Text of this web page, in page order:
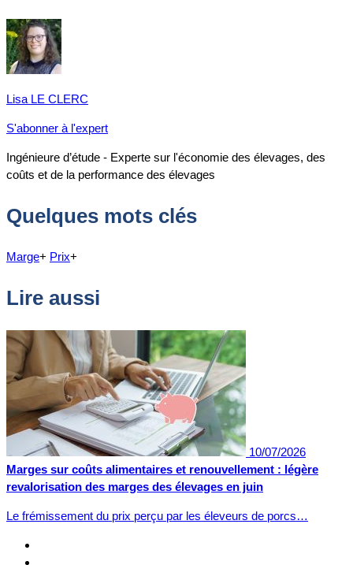
Lisa LE CLERC
S'abonner à l'expert
Ingénieure d’étude - Experte sur l'économie des élevages, des
coûts et de la performance des élevages
Quelques mots clés
Marge+ Prix+
Lire aussi
10/07/2026
Marges sur coûts alimentaires et renouvellement : légère
revalorisation des marges des élevages en juin
Le frémissement du prix perçu par les éleveurs de porcs…